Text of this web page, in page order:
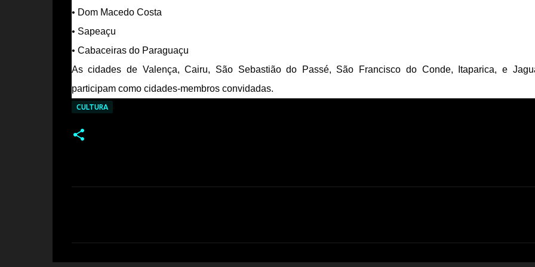
• Dom Macedo Costa
• Sapeaçu
• Cabaceiras do Paraguaçu
As cidades de Valença, Cairu, São Sebastião do Passé, São Francisco do Conde, Itaparica, e
participam como cidades-membros convidadas.
CULTURA